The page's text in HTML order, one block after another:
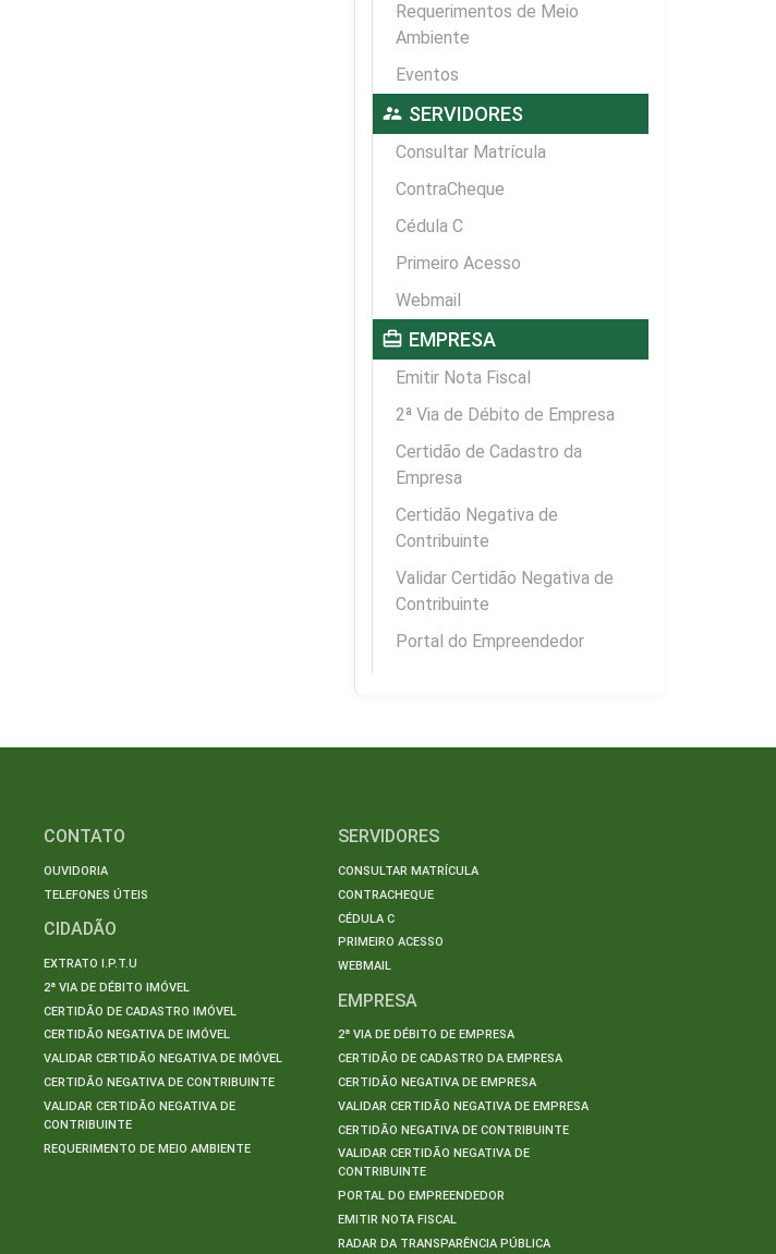
Requerimentos de Meio
Ambiente
Eventos
supervisor_account SERVIDORES
Consultar Matrícula
ContraCheque
Cédula C
Primeiro Acesso
Webmail
card_travel EMPRESA
Emitir Nota Fiscal
2ª Via de Débito de Empresa
Certidão de Cadastro da
Empresa
Certidão Negativa de
Contribuinte
Validar Certidão Negativa de
Contribuinte
Portal do Empreendedor
CONTATO
OUVIDORIA
TELEFONES ÚTEIS
CIDADÃO
EXTRATO I.P.T.U
2ª VIA DE DÉBITO IMÓVEL
CERTIDÃO DE CADASTRO IMÓVEL
CERTIDÃO NEGATIVA DE IMÓVEL
VALIDAR CERTIDÃO NEGATIVA DE IMÓVEL
CERTIDÃO NEGATIVA DE CONTRIBUINTE
VALIDAR CERTIDÃO NEGATIVA DE
CONTRIBUINTE
REQUERIMENTO DE MEIO AMBIENTE
SERVIDORES
CONSULTAR MATRÍCULA
CONTRACHEQUE
CÉDULA C
PRIMEIRO ACESSO
WEBMAIL
EMPRESA
2ª VIA DE DÉBITO DE EMPRESA
CERTIDÃO DE CADASTRO DA EMPRESA
CERTIDÃO NEGATIVA DE EMPRESA
VALIDAR CERTIDÃO NEGATIVA DE EMPRESA
CERTIDÃO NEGATIVA DE CONTRIBUINTE
VALIDAR CERTIDÃO NEGATIVA DE
CONTRIBUINTE
PORTAL DO EMPREENDEDOR
EMITIR NOTA FISCAL
RADAR DA TRANSPARÊNCIA PÚBLICA